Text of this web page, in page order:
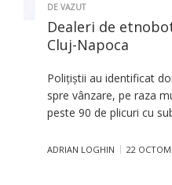
DE VAZUT
Dealeri de
Cluj-Napoca
Polițiștii au identificat
spre vânzare, pe raza
peste 90 de plicuri cu
ADRIAN LOGHIN 22